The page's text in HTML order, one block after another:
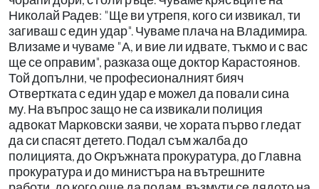
Николай Радев: "Ще ви утрепя, кого си извикал, ти
загиваш с един удар". Чуваме плача на Владимира.
Влизаме и чуваме "А, и вие ли идвате, тъкмо и с вас
ще се оправим", разказа още доктор Карастоянов.
Той допълни, че професионалният бияч
Отвертката с един удар е можел да повали сина
му. На въпрос защо не са извикали полиция
адвокат Марковски заяви, че хората първо гледат
да си спасят детето. Подал съм жалба до
полицията, до Окръжната прокуратура, до Главна
прокуратура и до министъра на вътрешните